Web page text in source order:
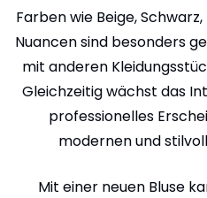
Farben wie Beige,
Nuancen sind besonders
mit anderen
Gleichzeitig wächst das
professionelles
modernen und
Mit einer neuen Bluse